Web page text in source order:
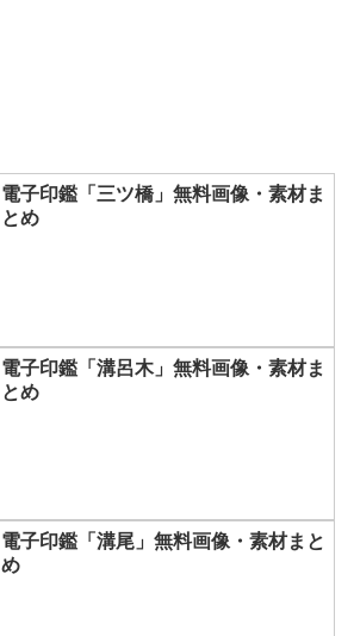
電子印鑑「三ツ橋」無料画像・素材ま
とめ
電子印鑑「溝呂木」無料画像・素材ま
とめ
電子印鑑「溝尾」無料画像・素材まと
め